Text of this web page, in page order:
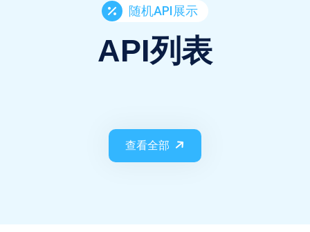
随机API展示
API列表
查看全部